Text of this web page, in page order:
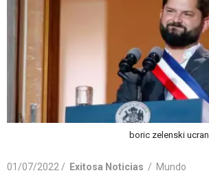
boric zelenski
01/07/2022 / Exitosa Noticias / Mundo